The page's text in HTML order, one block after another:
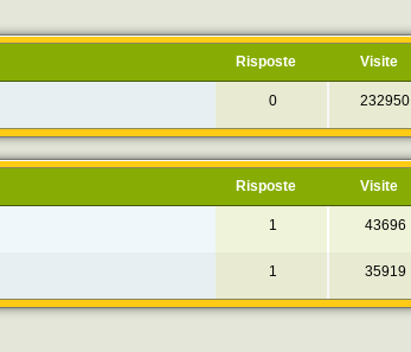
Risposte Visite
0 232950
Risposte Visite
1 43696
1 35919